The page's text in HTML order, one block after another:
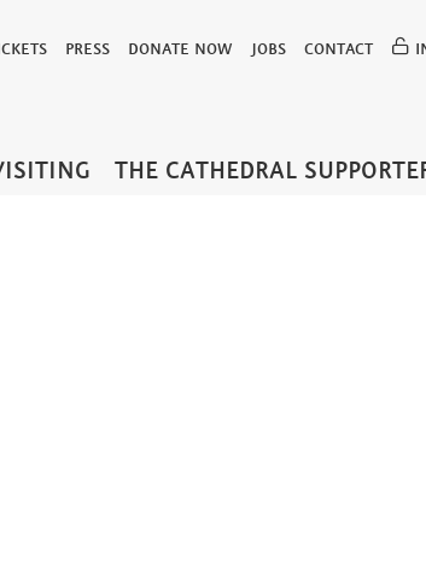
PRESS DONATE NOW JOBS CONTACT
THE CATHEDRAL